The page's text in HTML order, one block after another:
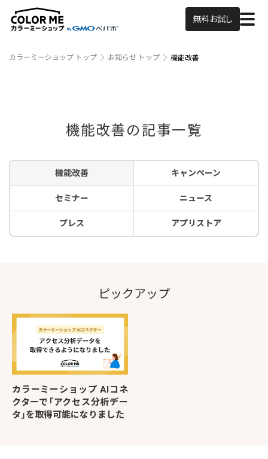
無料お試し
カラーミーショップ トップ お知らせ トップ 機能改善
機能改善の記事一覧
機能改善 キャンペーン
セミナー ニュース
プレス アプリストア
ピックアップ
カラーミーショップ AIコネ
クターで「アクセス分析デー
タ」を取得可能になりました